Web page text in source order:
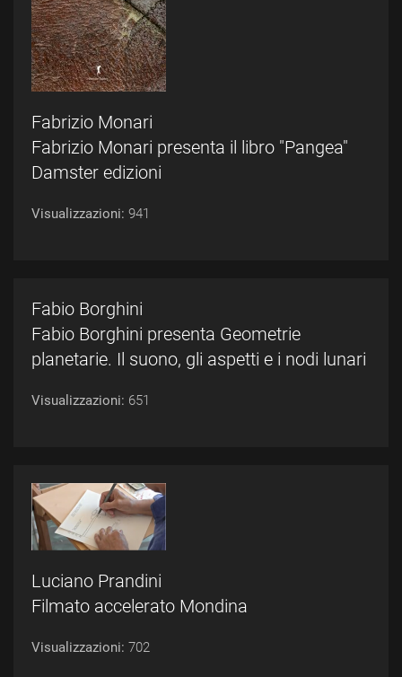
Fabrizio Monari
Fabrizio Monari presenta il libro "Pangea"
Damster edizioni
Visualizzazioni: 941
Fabio Borghini
Fabio Borghini presenta Geometrie
planetarie. Il suono, gli aspetti e i nodi lunari
Visualizzazioni: 651
Luciano Prandini
Filmato accelerato Mondina
Visualizzazioni: 702